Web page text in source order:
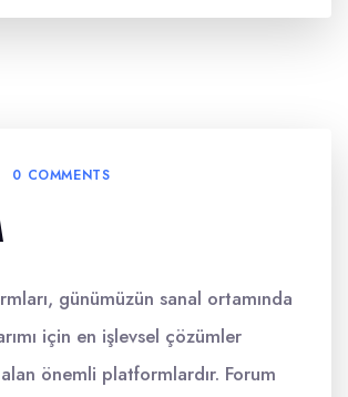
0 COMMENTS
günümüzün sanal ortamında
için en işlevsel çözümler
önemli platformlardır. Forum